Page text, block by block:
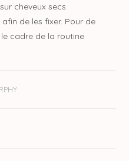
cheveux secs
de les fixer. Pour de
cadre de la routine